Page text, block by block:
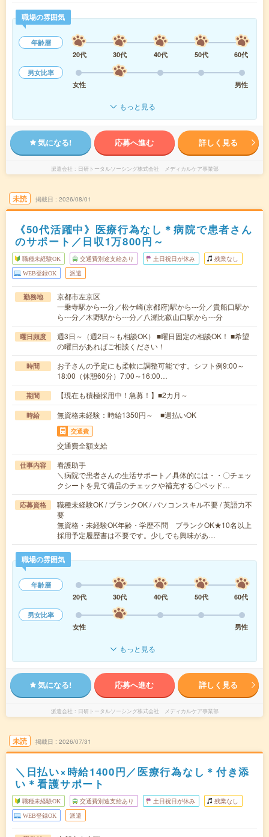
職場の雰囲気
年齢層
20代
30代 40代 50代
60代
男女比率
女性
男性
もっと見る
気になる! 応募へ進む 詳しく見る
派遣会社 日研トータルソーシング株式会社 メディカルケア事業部
未読 掲載日 2026/08/01
《50代活躍中》医療行為なし＊病院で患者さん
のサポート／日収1万800円～
職種未経験OK 交通費別途支給あり 土日祝日が休み 残業なし
WEB登録OK 派遣
勤務地
京都市左京区
一乗寺駅から---分／松ケ崎(京都府)駅から---分／貴船口駅か
ら---分／木野駅から---分／八瀬比叡山口駅から---分
曜日頻度
週3日～（週2日～も相談OK） ■曜日固定の相談OK！ ■希望
の曜日があればご相談ください！
時間
お子さんの予定にも柔軟に調整可能です。シフト例9:00～
18:00（休憩60分）7:00～16:00…
期間 【現在も積極採用中！急募！】■2カ月～
時給 無資格未経験：時給1350円～ ■週払いOK
交通費
交通費全額支給
仕事内容
看護助手
＼病院で患者さんの生活サポート／具体的には・・〇チェッ
クシートを見て備品のチェックや補充する〇ベッド…
応募資格
職種未経験OK / ブランクOK / パソコンスキル不要 / 英語力不
要
無資格・未経験OK年齢・学歴不問 ブランクOK★10名以上
採用予定履歴書は不要です。少しでも興味があ…
職場の雰囲気
年齢層
20代
30代 40代 50代
60代
男女比率
女性
男性
もっと見る
気になる! 応募へ進む 詳しく見る
派遣会社 日研トータルソーシング株式会社 メディカルケア事業部
未読 掲載日 2026/07/31
＼日払い×時給1400円／医療行為なし＊付き添
い＊看護サポート
職種未経験OK 交通費別途支給あり 土日祝日が休み 残業なし
WEB登録OK 派遣